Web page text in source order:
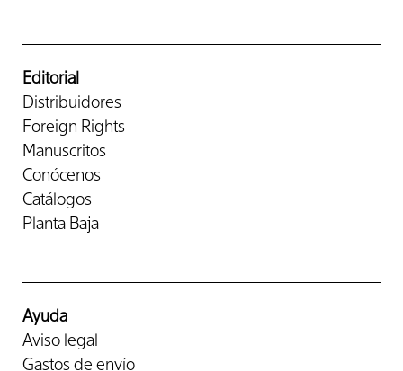
Editorial
Distribuidores
Foreign Rights
Manuscritos
Conócenos
Catálogos
Planta Baja
Ayuda
Aviso legal
Gastos de envío